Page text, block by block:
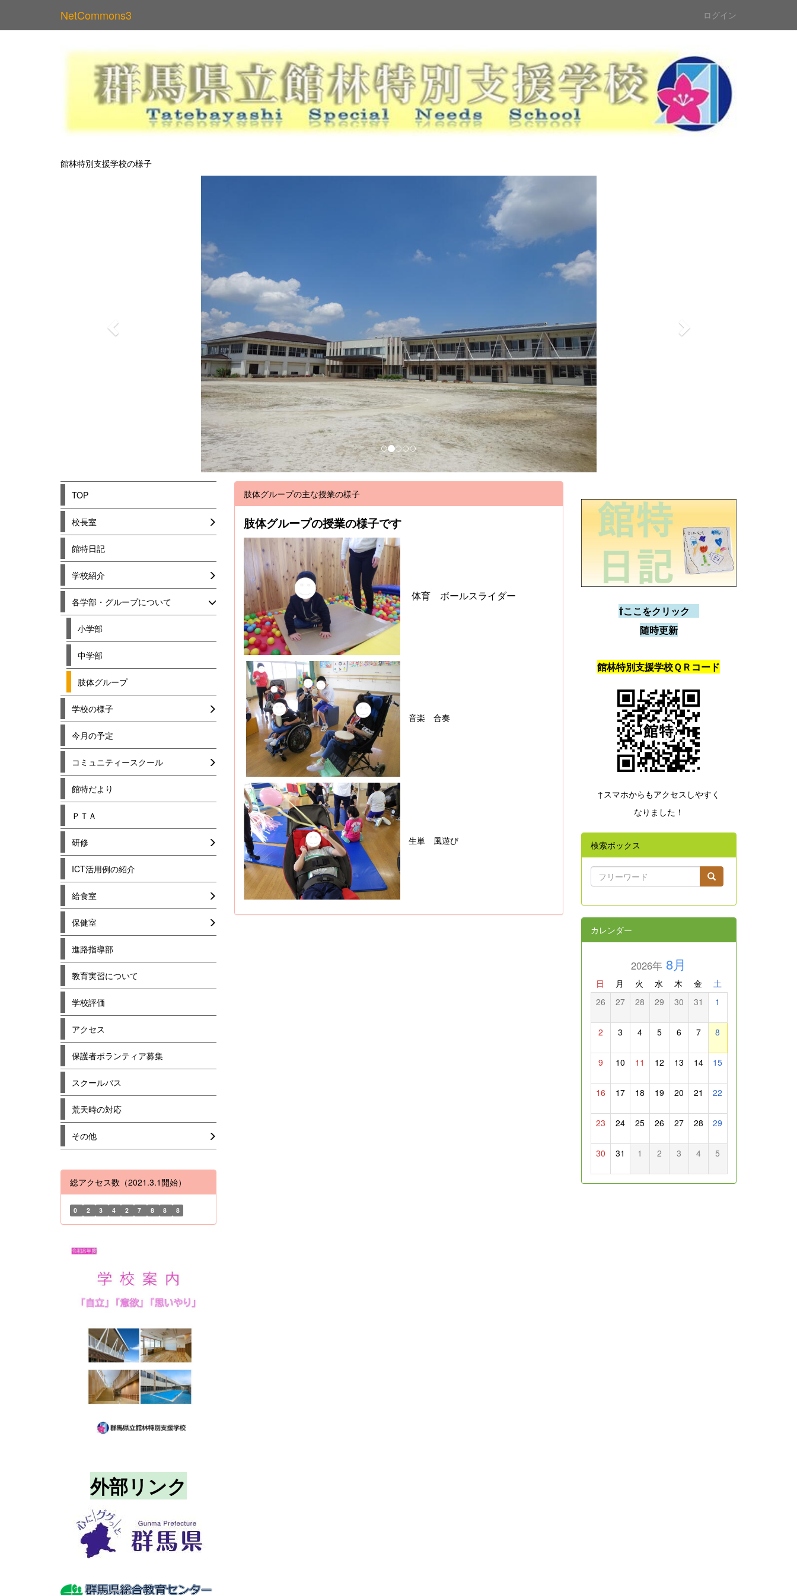
NetCommons3 ログイン
館林特別支援学校の様子
肢体グループの主な授業の様子
肢体グループの授業の様子です
体育 ボールスライダー
音楽 合奏
生単 風遊び
TOP
校長室
館特日記
学校紹介
各学部・グループについて
小学部
中学部
肢体グループ
学校の様子
今月の予定
コミュニティースクール
館特だより
ＰＴＡ
研修
ICT活用例の紹介
給食室
保健室
進路指導部
教育実習について
学校評価
アクセス
保護者ボランティア募集
スクールバス
荒天時の対応
その他
総アクセス数（2021.3.1開始）
0 2 3 4 2 7 8 8 8
外部リンク
⇧ここをクリック
随時更新
館林特別支援学校ＱＲコード
↑スマホからもアクセスしやすく
なりました！
検索ボックス
カレンダー
2026年 8月
日 月 火 水 木 金 土
26 27 28 29 30 31 1
2 3 4 5 6 7 8
9 10 11 12 13 14 15
16 17 18 19 20 21 22
23 24 25 26 27 28 29
30 31 1 2 3 4 5